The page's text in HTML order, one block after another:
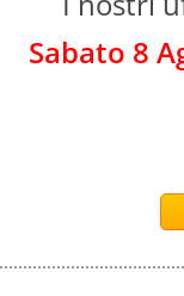
LEAN TOYS OK
Cod. art.:
Abbatti lo stereotipo
che sa di più sulla
Sabato 8